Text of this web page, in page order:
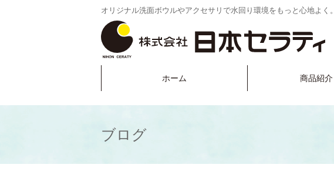
オリジナル洗面ボウルやアクセサリで水回り環境をもっと心地よく。
ホーム 商品紹介
ブログ